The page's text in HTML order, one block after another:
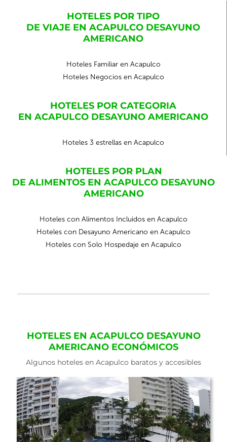
HOTELES POR TIPO
DE VIAJE EN ACAPULCO DESAYUNO
AMERICANO
Hoteles Familiar en Acapulco
Hoteles Negocios en Acapulco
HOTELES POR CATEGORIA
EN ACAPULCO DESAYUNO AMERICANO
Hoteles 3 estrellas en Acapulco
HOTELES POR PLAN
DE ALIMENTOS EN ACAPULCO DESAYUNO
AMERICANO
Hoteles con Alimentos Incluidos en Acapulco
Hoteles con Desayuno Americano en Acapulco
Hoteles con Solo Hospedaje en Acapulco
HOTELES EN ACAPULCO DESAYUNO
AMERICANO ECONÓMICOS
Algunos hoteles en Acapulco baratos y accesibles